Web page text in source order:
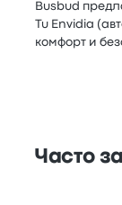
Busbud
Tu Envidia
комфорт и
Часто